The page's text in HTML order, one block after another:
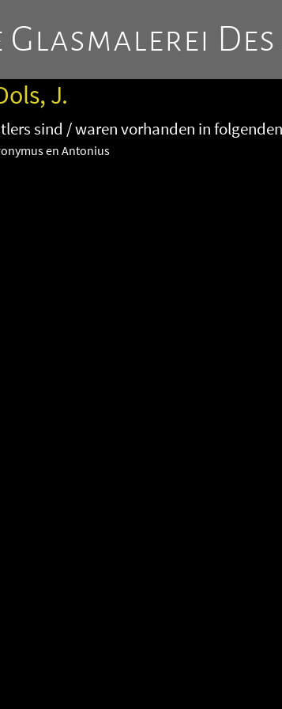
Des
J.
sind / waren vorhanden in
en Antonius